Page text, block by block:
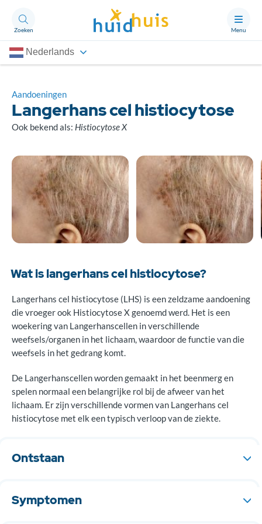
Zoeken Menu
Nederlands
Thema’s
Artikelen
Over Huidhuis
Contact
Doneren
Aandoeningen
Langerhans cel histiocytose
Ook bekend als: Histiocytose X
Wat is langerhans cel histiocytose?
Langerhans cel histiocytose (LHS) is een zeldzame aandoening
die vroeger ook Histiocytose X genoemd werd. Het is een
woekering van Langerhanscellen in verschillende
weefsels/organen in het lichaam, waardoor de functie van die
weefsels in het gedrang komt.
De Langerhanscellen worden gemaakt in het beenmerg en
spelen normaal een belangrijke rol bij de afweer van het
lichaam. Er zijn verschillende vormen van Langerhans cel
histiocytose met elk een typisch verloop van de ziekte.
Ontstaan
Symptomen